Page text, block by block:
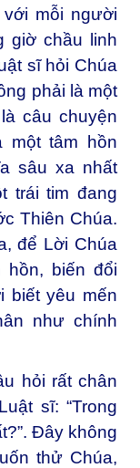
mỗi người
giờ chầu linh
sĩ hỏi Chúa
phải là một
câu chuyện
một tâm hồn
sâu xa nhất
trái tim đang
Thiên Chúa.
để Lời Chúa
hồn, biến đổi
biết yêu mến
như chính
hỏi rất chân
sĩ: “Trong
Đây không
thử Chúa,